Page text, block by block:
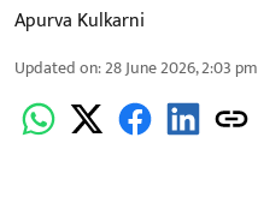
Apurva Kulkarni
Updated on:28 June 2026, 2:03 pm